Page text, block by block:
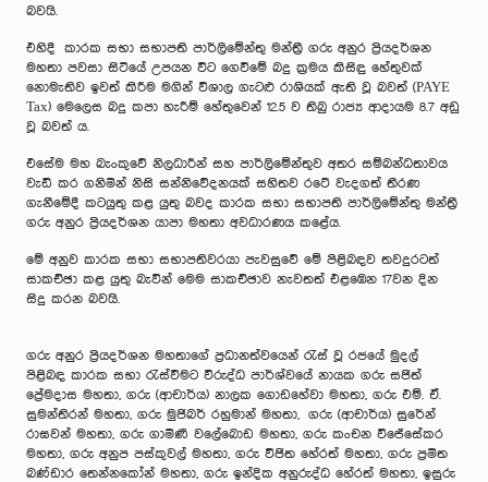
බවයි.
එහිදී කාරක සභා සභාපති පාර්ලිමේන්තු මන්ත්‍රී ගරු අනුර ප්‍රියදර්ශන
මහතා පවසා සිටියේ උපයන විට ගෙවීමේ බදු ක්‍රමය කිසිඳු හේතුවක්
නොමැතිව ඉවත් කිරීම මගින් විශාල ගැටළු රාශියක් ඇති වූ බවත් (PAYE
Tax) මෙලෙස බදු කපා හැරීම් හේතුවෙන් 12.5 ව තිබු රාජ්‍ය ආදායම 8.7 අඩු
වූ බවත් ය.
එසේම මහ බැංකුවේ නිලධාරීන් සහ පාර්ලිමේන්තුව අතර සම්බන්ධතාවය
වැඩි කර ගනිමින් නිසි සන්නිවේදනයක් සහිතව රටේ වැදගත් තීරණ
ගැනීමේදී කටයුතු කළ යුතු බවද කාරක සභා සභාපති පාර්ලිමේන්තු මන්ත්‍රී
ගරු අනුර ප්‍රියදර්ශන යාපා මහතා අවධාරණය කළේය.
මේ අනුව කාරක සභා සභාපතිවරයා පැවසුවේ මේ පිළිබඳව තවදුරටත්
සාකච්ඡා කළ යුතු බැවින් මෙම සාකච්ඡාව නැවතත් එළඹෙන 17වන දින
සිදු කරන බවයි.
ගරු අනුර ප්‍රියදර්ශන මහතාගේ ප්‍රධානත්වයෙන් රැස් වූ රජයේ මුදල්
පිළිබඳ කාරක සභා රැස්වීමට විරුද්ධ පාර්ශ්වයේ නායක ගරු සජිත්
ප්‍රේමදාස මහතා, ගරු (ආචාර්ය) නාලක ගොඩහේවා මහතා, ගරු එම්. ඒ.
සුමන්තිරන් මහතා, ගරු මුජිබර් රහුමාන් මහතා, ගරු (ආචාර්ය) සුරේන්
රාඝවන් මහතා, ගරු ගාමිණී වලේබොඩ මහතා, ගරු කංචන විජේසේකර
මහතා, ගරු අනුප පස්කුවල් මහතා, ගරු විජිත හේරත් මහතා, ගරු ප්‍රමිත
බණ්ඩාර තෙන්නකෝන් මහතා, ගරු ඉන්දික අනුරුද්ධ හේරත් මහතා, ඉසුරු